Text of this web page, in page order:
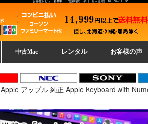
お客様レビュー募集中 営業時間：平日 月～金曜日 10：00～17：30
中古Mac レンタル お客様の声
Apple アップル 純正 Apple Keyboard with